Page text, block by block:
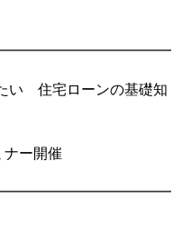
い 住宅ローンの基礎知
ー開催